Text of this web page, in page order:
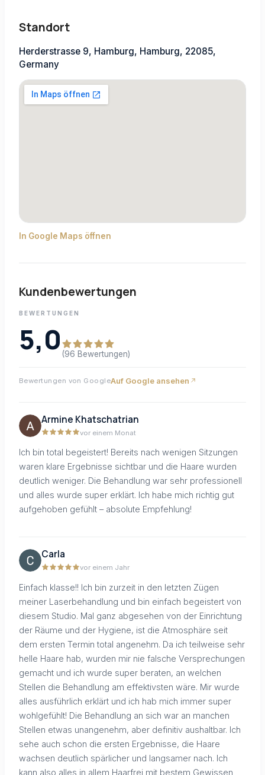
Standort
Herderstrasse 9, Hamburg, Hamburg, 22085,
Germany
In Google Maps öffnen
Kundenbewertungen
BEWERTUNGEN
5,0 (96 Bewertungen)
Bewertungen von GoogleAuf Google ansehen
Armine Khatschatrian
vor einem Monat
Ich bin total begeistert! Bereits nach wenigen Sitzungen
waren klare Ergebnisse sichtbar und die Haare wurden
deutlich weniger. Die Behandlung war sehr professionell
und alles wurde super erklärt. Ich habe mich richtig gut
aufgehoben gefühlt – absolute Empfehlung!
Carla
vor einem Jahr
Einfach klasse!! Ich bin zurzeit in den letzten Zügen
meiner Laserbehandlung und bin einfach begeistert von
diesem Studio. Mal ganz abgesehen von der Einrichtung
der Räume und der Hygiene, ist die Atmosphäre seit
dem ersten Termin total angenehm. Da ich teilweise sehr
helle Haare hab, wurden mir nie falsche Versprechungen
gemacht und ich wurde super beraten, an welchen
Stellen die Behandlung am effektivsten wäre. Mir wurde
alles ausführlich erklärt und ich hab mich immer super
wohlgefühlt! Die Behandlung an sich war an manchen
Stellen etwas unangenehm, aber definitiv aushaltbar. Ich
sehe auch schon die ersten Ergebnisse, die Haare
wachsen deutlich spärlicher und langsamer nach. Ich
kann also alles in allem Haarfrei mit bestem Gewissen